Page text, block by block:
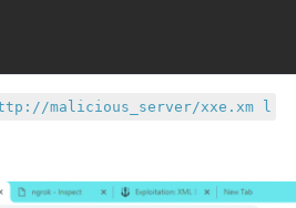
malicious_server/xxe.xm l